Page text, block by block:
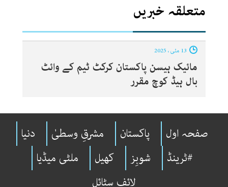
متعلقہ خبریں
مائیک ہیسن پاکستان کرکٹ ٹیم کے وائٹ
بال ہیڈ کوچ مقرر
صفحہ اول پاکستان مشرقِ وسطیٰ
دنیا
#ٹرینڈ
شوبِز کھیل
ملٹی میڈیا
لائف سٹائل